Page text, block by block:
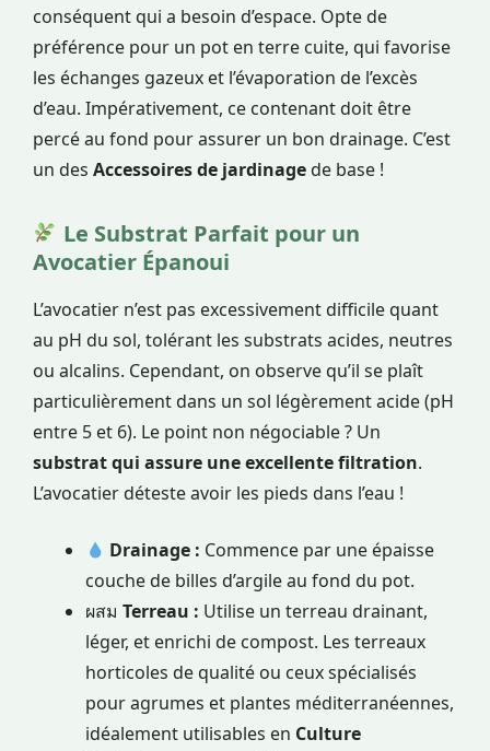
conséquent qui a besoin d’espace. Opte de
préférence pour un pot en terre cuite, qui favorise
les échanges gazeux et l’évaporation de l’excès
d’eau. Impérativement, ce contenant doit être
percé au fond pour assurer un bon drainage. C’est
un des Accessoires de jardinagede base !
Le Substrat Parfait pour un
Avocatier Épanoui
L’avocatier n’est pas excessivement difficile quant
au pH du sol, tolérant les substrats acides, neutres
ou alcalins. Cependant, on observe qu’il se plaît
particulièrement dans un sol légèrement acide (pH
entre 5 et 6). Le point non négociable ? Un
substrat qui assure une excellente filtration.
L’avocatier déteste avoir les pieds dans l’eau !
Drainage : Commence par une épaisse
couche de billes d’argile au fond du pot.
ผสม Terreau : Utilise un terreau drainant,
léger, et enrichi de compost. Les terreaux
horticoles de qualité ou ceux spécialisés
pour agrumes et plantes méditerranéennes,
idéalement utilisables en Culture